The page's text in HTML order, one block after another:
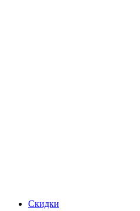
Скидки